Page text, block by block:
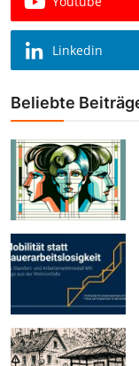
Linkedin
Beliebte